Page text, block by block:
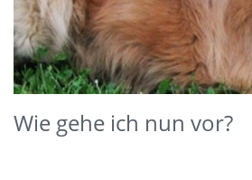
Wie gehe ich nun vor?